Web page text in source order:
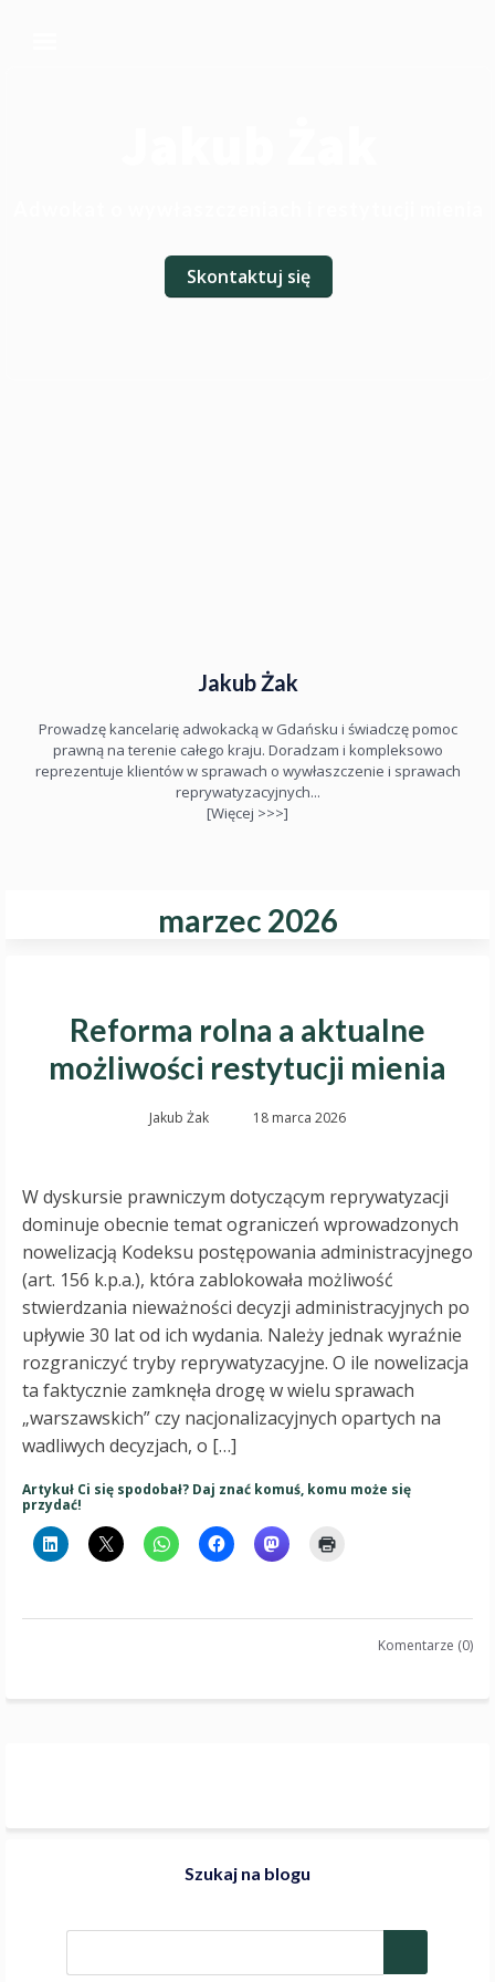
Skontaktuj się
Jakub Żak
Prowadzę kancelarię adwokacką w Gdańsku i świadczę pomoc
prawną na terenie całego kraju. Doradzam i kompleksowo
reprezentuje klientów w sprawach o wywłaszczenie i sprawach
reprywatyzacyjnych...
[Więcej >>>]
marzec 2026
Reforma rolna a aktualne
możliwości restytucji mienia
Jakub Żak 18 marca 2026
W dyskursie prawniczym dotyczącym reprywatyzacji
dominuje obecnie temat ograniczeń wprowadzonych
nowelizacją Kodeksu postępowania administracyjnego
(art. 156 k.p.a.), która zablokowała możliwość
stwierdzania nieważności decyzji administracyjnych po
upływie 30 lat od ich wydania. Należy jednak wyraźnie
rozgraniczyć tryby reprywatyzacyjne. O ile nowelizacja
ta faktycznie zamknęła drogę w wielu sprawach
„warszawskich” czy nacjonalizacyjnych opartych na
wadliwych decyzjach, o […]
Artykuł Ci się spodobał? Daj znać komuś, komu może się
przydać!
Komentarze (0)
Szukaj na blogu